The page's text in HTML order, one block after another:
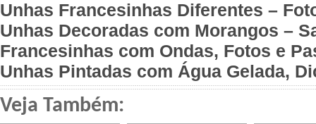
Unhas Francesinhas Diferentes –
Unhas Decoradas com Morangos –
Francesinhas com Ondas, Fotos e
Unhas Pintadas com Água Gelada,
Veja Também: